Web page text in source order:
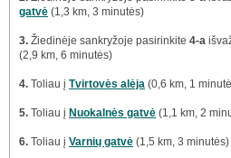
gatvė (1,3 km, 3 minutės)
3. Žiedinėje sankryžoje pasirinkite 4-a
(2,9 km, 6 minutės)
4. Toliau į Tvirtovės alėja (0,6 km, 1
5. Toliau į Nuokalnės gatvė (1,1 km, 2
6. Toliau į Varnių gatvė (1,5 km, 3 minutės)